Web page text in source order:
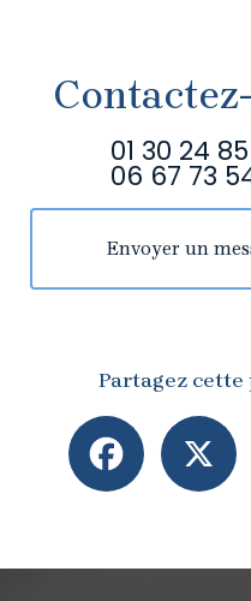
01 30 24
06 67 73
Envoyer un
Partagez cette
Facebook